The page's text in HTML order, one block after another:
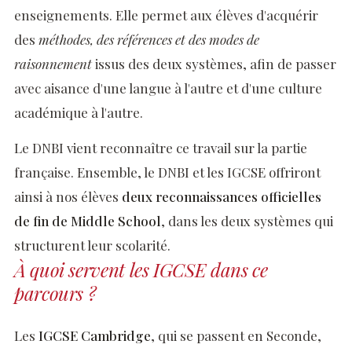
enseignements. Elle permet aux élèves d'acquérir
des méthodes, des références et des modes de
raisonnementissus des deux systèmes, afin de passer
avec aisance d'une langue à l'autre et d'une culture
académique à l'autre.
Le DNBI vient reconnaître ce travail sur la partie
française. Ensemble, le DNBI et les IGCSE offriront
ainsi à nos élèves deux reconnaissances officielles
de fin de Middle School, dans les deux systèmes qui
structurent leur scolarité.
À quoi servent les IGCSE dans ce
parcours ?
Les IGCSE Cambridge, qui se passent en Seconde,